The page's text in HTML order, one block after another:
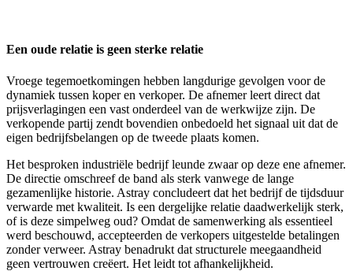
Een oude relatie is geen sterke relatie
Vroege tegemoetkomingen hebben langdurige gevolgen voor de
dynamiek tussen koper en verkoper. De afnemer leert direct dat
prijsverlagingen een vast onderdeel van de werkwijze zijn. De
verkopende partij zendt bovendien onbedoeld het signaal uit dat de
eigen bedrijfsbelangen op de tweede plaats komen.
Het besproken industriële bedrijf leunde zwaar op deze ene afnemer.
De directie omschreef de band als sterk vanwege de lange
gezamenlijke historie. Astray concludeert dat het bedrijf de tijdsduur
verwarde met kwaliteit. Is een dergelijke relatie daadwerkelijk sterk,
of is deze simpelweg oud? Omdat de samenwerking als essentieel
werd beschouwd, accepteerden de verkopers uitgestelde betalingen
zonder verweer. Astray benadrukt dat structurele meegaandheid
geen vertrouwen creëert. Het leidt tot afhankelijkheid.